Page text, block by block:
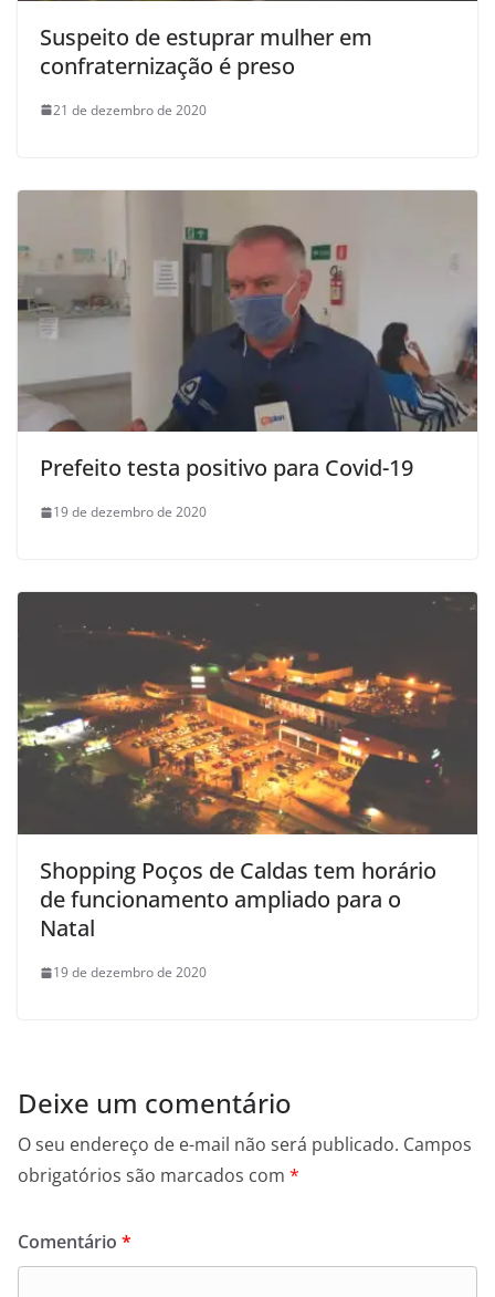
Suspeito de estuprar mulher em
confraternização é preso
21 de dezembro de 2020
Prefeito testa positivo para Covid-19
19 de dezembro de 2020
Shopping Poços de Caldas tem horário
de funcionamento ampliado para o
Natal
19 de dezembro de 2020
Deixe um comentário
O seu endereço de e-mail não será publicado. Campos
obrigatórios são marcados com *
Comentário *